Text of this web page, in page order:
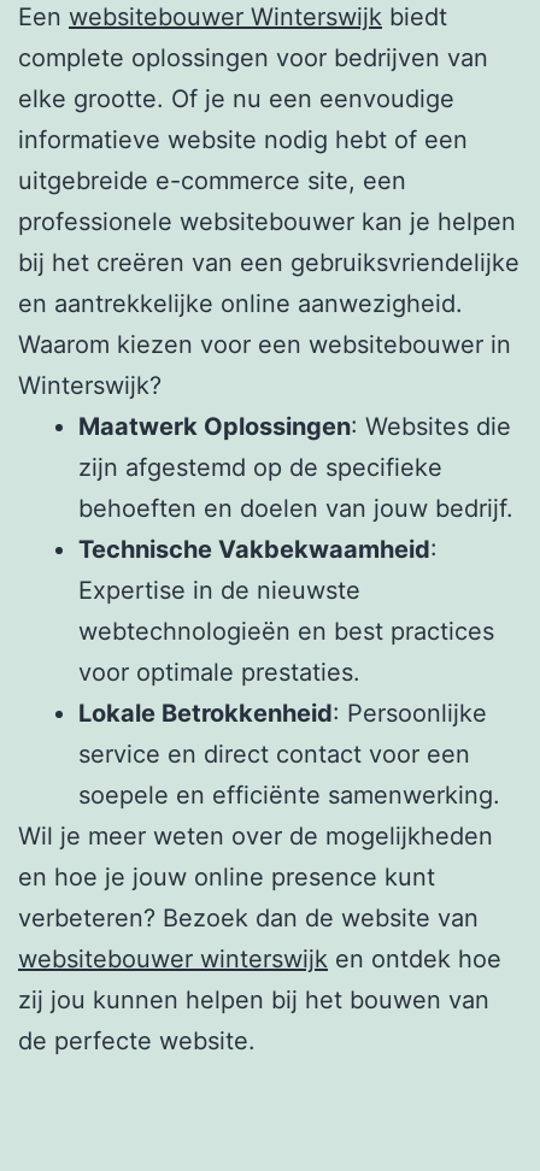
Een websitebouwer Winterswijk biedt
complete oplossingen voor bedrijven van
elke grootte. Of je nu een eenvoudige
informatieve website nodig hebt of een
uitgebreide e-commerce site, een
professionele websitebouwer kan je helpen
bij het creëren van een gebruiksvriendelijke
en aantrekkelijke online aanwezigheid.
Waarom kiezen voor een websitebouwer in
Winterswijk?
Maatwerk Oplossingen: Websites die
zijn afgestemd op de specifieke
behoeften en doelen van jouw bedrijf.
Technische Vakbekwaamheid:
Expertise in de nieuwste
webtechnologieën en best practices
voor optimale prestaties.
Lokale Betrokkenheid: Persoonlijke
service en direct contact voor een
soepele en efficiënte samenwerking.
Wil je meer weten over de mogelijkheden
en hoe je jouw online presence kunt
verbeteren? Bezoek dan de website van
websitebouwer winterswijk en ontdek hoe
zij jou kunnen helpen bij het bouwen van
de perfecte website.